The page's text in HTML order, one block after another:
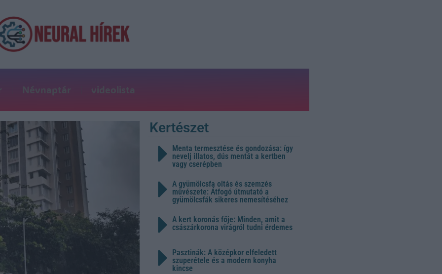
Névnaptár videolista
Kertészet
Menta termesztése és gondozása: így
nevelj illatos, dús mentát a kertben
vagy cserépben
A gyümölcsfa oltás és szemzés
művészete: Átfogó útmutató a
gyümölcsfák sikeres nemesítéséhez
A kert koronás fője: Minden, amit a
császárkorona virágról tudni érdemes
Pasztinák: A középkor elfeledett
szuperétele és a modern konyha
kincse